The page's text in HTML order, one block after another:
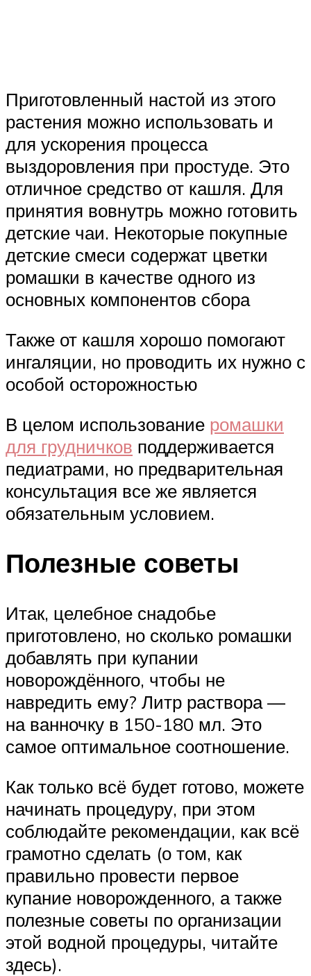
Приготовленный настой из этого
растения можно использовать и
для ускорения процесса
выздоровления при простуде. Это
отличное средство от кашля. Для
принятия вовнутрь можно готовить
детские чаи. Некоторые покупные
детские смеси содержат цветки
ромашки в качестве одного из
основных компонентов сбора
Также от кашля хорошо помогают
ингаляции, но проводить их нужно с
особой осторожностью
В целом использование ромашки
для грудничков поддерживается
педиатрами, но предварительная
консультация все же является
обязательным условием.
Полезные советы
Итак, целебное снадобье
приготовлено, но сколько ромашки
добавлять при купании
новорождённого, чтобы не
навредить ему? Литр раствора —
на ванночку в 150-180 мл. Это
самое оптимальное соотношение.
Как только всё будет готово, можете
начинать процедуру, при этом
соблюдайте рекомендации, как всё
грамотно сделать (о том, как
правильно провести первое
купание новорожденного, а также
полезные советы по организации
этой водной процедуры, читайте
здесь).